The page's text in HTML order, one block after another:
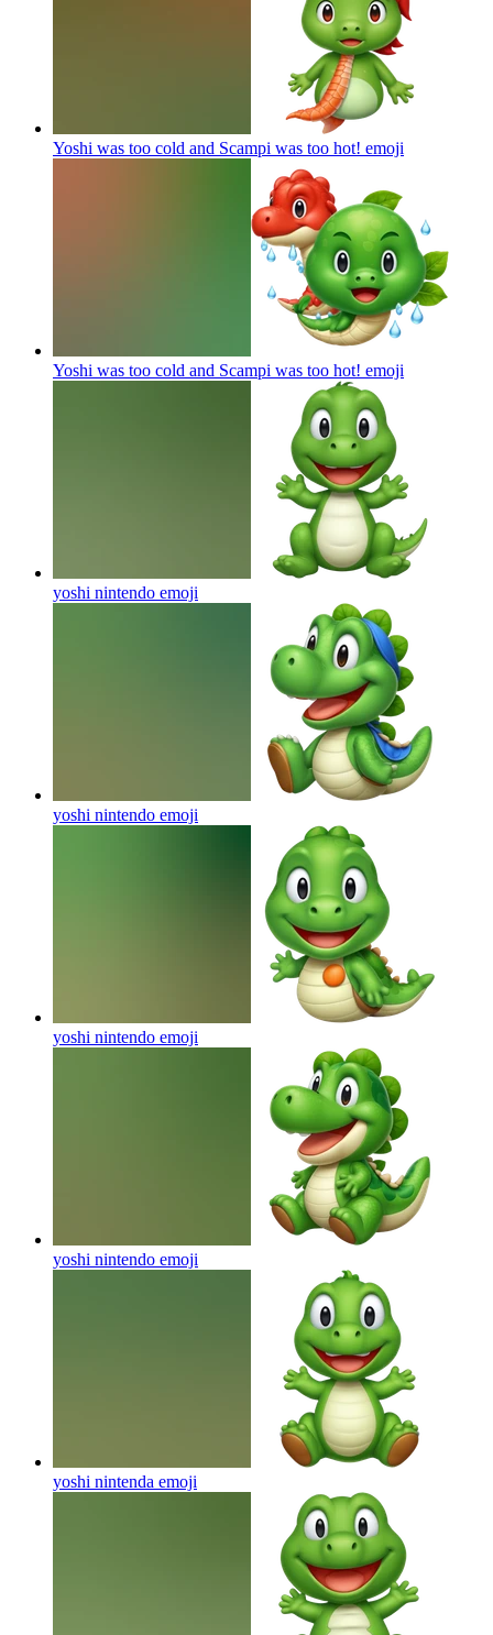
Yoshi was too cold and Scampi was too hot! emoji
Yoshi was too cold and Scampi was too hot! emoji
yoshi nintendo emoji
yoshi nintendo emoji
yoshi nintendo emoji
yoshi nintendo emoji
yoshi nintenda emoji